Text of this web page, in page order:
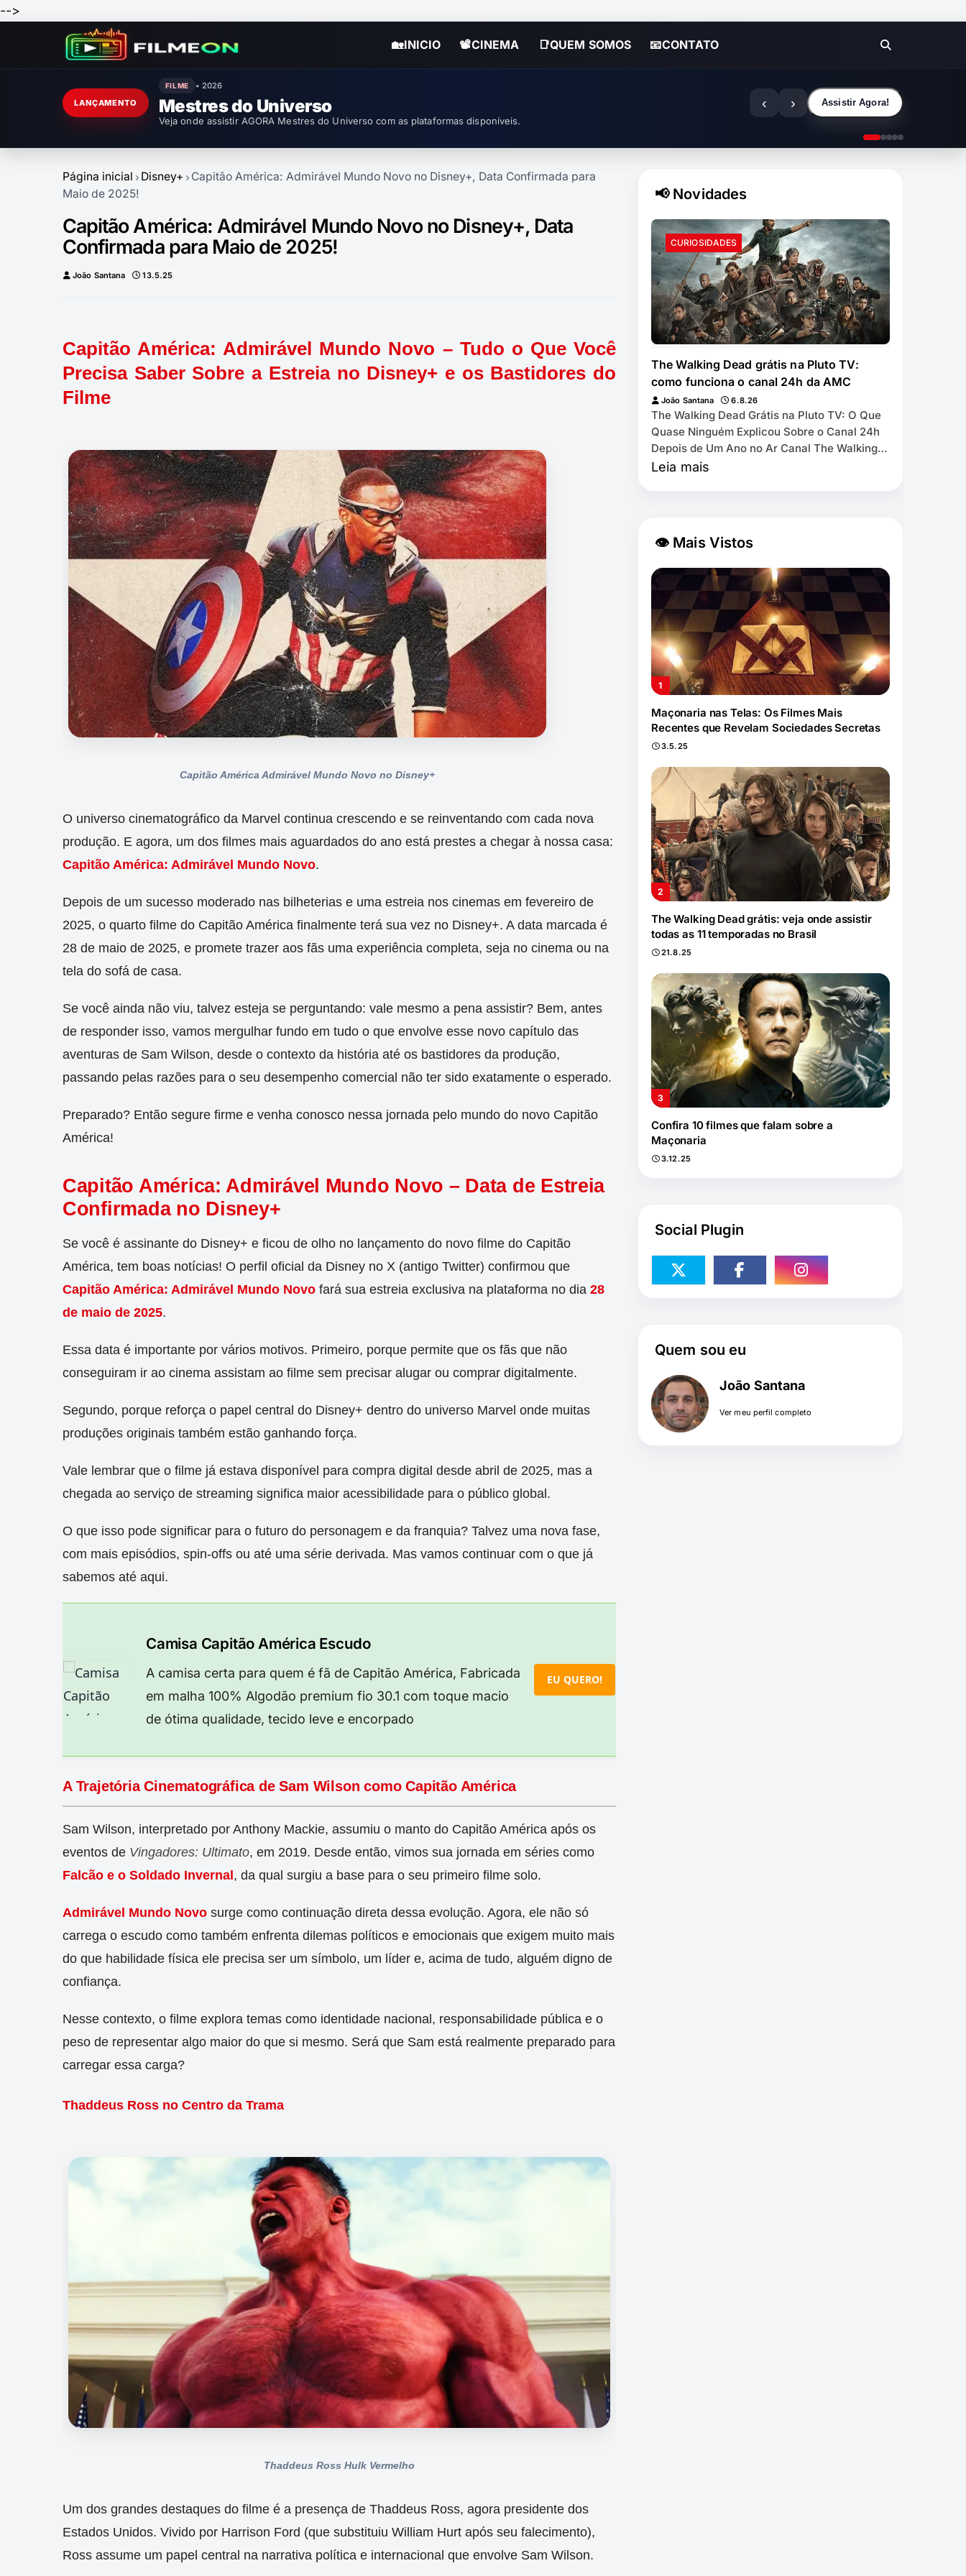
-->
🏡INICIO 📽CINEMA 📑QUEM SOMOS 📧CONTATO
LANÇAMENTO
FILME • 2026
Mestres do Universo
Veja onde assistir AGORA Mestres do Universo com as plataformas disponíveis.
‹ › Assistir Agora!
Página inicial Disney+
Capitão América: Admirável Mundo Novo no Disney+, Data Confirmada para
Maio de 2025!
Capitão América: Admirável Mundo Novo no Disney+, Data
Confirmada para Maio de 2025!
João Santana 13.5.25
Capitão América: Admirável Mundo Novo – Tudo o Que Você
Precisa Saber Sobre a Estreia no Disney+ e os Bastidores do
Filme
Capitão América Admirável Mundo Novo no Disney+
O universo cinematográfico da Marvel continua crescendo e se reinventando com cada nova
produção. E agora, um dos filmes mais aguardados do ano está prestes a chegar à nossa casa:
Capitão América: Admirável Mundo Novo.
Depois de um sucesso moderado nas bilheterias e uma estreia nos cinemas em fevereiro de
2025, o quarto filme do Capitão América finalmente terá sua vez no Disney+. A data marcada é
28 de maio de 2025, e promete trazer aos fãs uma experiência completa, seja no cinema ou na
tela do sofá de casa.
Se você ainda não viu, talvez esteja se perguntando: vale mesmo a pena assistir? Bem, antes
de responder isso, vamos mergulhar fundo em tudo o que envolve esse novo capítulo das
aventuras de Sam Wilson, desde o contexto da história até os bastidores da produção,
passando pelas razões para o seu desempenho comercial não ter sido exatamente o esperado.
Preparado? Então segure firme e venha conosco nessa jornada pelo mundo do novo Capitão
América!
Capitão América: Admirável Mundo Novo – Data de Estreia
Confirmada no Disney+
Se você é assinante do Disney+ e ficou de olho no lançamento do novo filme do Capitão
América, tem boas notícias! O perfil oficial da Disney no X (antigo Twitter) confirmou que
Capitão América: Admirável Mundo Novo fará sua estreia exclusiva na plataforma no dia 28
de maio de 2025.
Essa data é importante por vários motivos. Primeiro, porque permite que os fãs que não
conseguiram ir ao cinema assistam ao filme sem precisar alugar ou comprar digitalmente.
Segundo, porque reforça o papel central do Disney+ dentro do universo Marvel onde muitas
produções originais também estão ganhando força.
Vale lembrar que o filme já estava disponível para compra digital desde abril de 2025, mas a
chegada ao serviço de streaming significa maior acessibilidade para o público global.
O que isso pode significar para o futuro do personagem e da franquia? Talvez uma nova fase,
com mais episódios, spin-offs ou até uma série derivada. Mas vamos continuar com o que já
sabemos até aqui.
Camisa Capitão América Escudo
A camisa certa para quem é fã de Capitão América, Fabricada
em malha 100% Algodão premium fio 30.1 com toque macio
de ótima qualidade, tecido leve e encorpado
EU QUERO!
A Trajetória Cinematográfica de Sam Wilson como Capitão América
Sam Wilson, interpretado por Anthony Mackie, assumiu o manto do Capitão América após os
eventos de Vingadores: Ultimato, em 2019. Desde então, vimos sua jornada em séries como
Falcão e o Soldado Invernal, da qual surgiu a base para o seu primeiro filme solo.
Admirável Mundo Novo surge como continuação direta dessa evolução. Agora, ele não só
carrega o escudo como também enfrenta dilemas políticos e emocionais que exigem muito mais
do que habilidade física ele precisa ser um símbolo, um líder e, acima de tudo, alguém digno de
confiança.
Nesse contexto, o filme explora temas como identidade nacional, responsabilidade pública e o
peso de representar algo maior do que si mesmo. Será que Sam está realmente preparado para
carregar essa carga?
Thaddeus Ross no Centro da Trama
Thaddeus Ross Hulk Vermelho
Um dos grandes destaques do filme é a presença de Thaddeus Ross, agora presidente dos
Estados Unidos. Vivido por Harrison Ford (que substituiu William Hurt após seu falecimento),
Ross assume um papel central na narrativa política e internacional que envolve Sam Wilson.
📢 Novidades
CURIOSIDADES
The Walking Dead grátis na Pluto TV:
como funciona o canal 24h da AMC
João Santana 6.8.26
The Walking Dead Grátis na Pluto TV: O Que
Quase Ninguém Explicou Sobre o Canal 24h
Depois de Um Ano no Ar Canal The Walking
Dead by AMC exibe as 11 temporadas de
Leia mais
👁 Mais Vistos
Maçonaria nas Telas: Os Filmes Mais
Recentes que Revelam Sociedades Secretas
3.5.25
The Walking Dead grátis: veja onde assistir
todas as 11 temporadas no Brasil
21.8.25
Confira 10 filmes que falam sobre a
Maçonaria
3.12.25
Social Plugin
Quem sou eu
João Santana
Ver meu perfil completo